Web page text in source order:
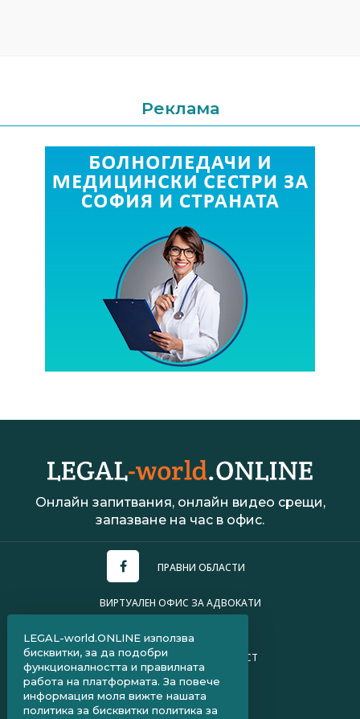
Реклама
Онлайн запитвания, онлайн видео срещи,
запазване на час в офис.
ПРАВНИ ОБЛАСТИ
ВИРТУАЛЕН ОФИС ЗА АДВОКАТИ
ПОЛИТИКА ЗА ПОВЕРИТЕЛНОСТ
ЧЗВ ЗА КЛИЕНТИ
ЧЗВ ЗА АДВОКАТИ
LEGAL-world.ONLINE използва
бисквитки, за да подобри
функционалността и правилната
работа на платформата. За повече
информация моля вижте нашата
политика за бисквитки политика за